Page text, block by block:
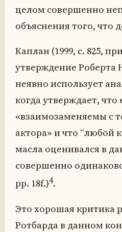
целом совершенно
объяснения того, что
Каплан (1999, с. 825,
утверждение Роберта
неявно использует
когда утверждает,
«взаимозаменяемы с
актора» и что “любой
масла оценивался в
совершенно
pp. 18f.)4.
Это хорошая критика
Ротбарда в данном